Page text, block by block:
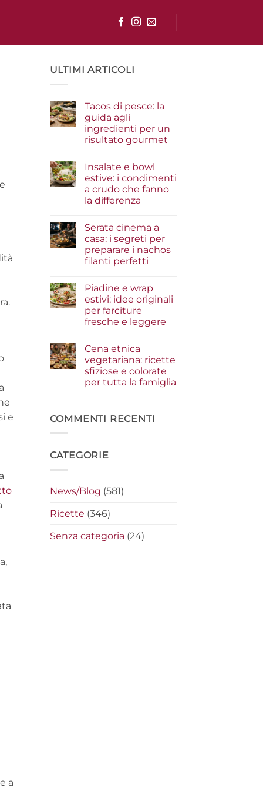
e
a
ULTIMI ARTICOLI
Tacos di pesce: la
guida agli
ingredienti per un
risultato gourmet
su
Tacos
di
pesce:
la
guida
per
un
risultato
gourmet
Insalate e bowl
estive: i condimenti
a crudo che fanno
la differenza
su
e
bowl
estive:
crudo
che
fanno
la
differenza
Serata cinema a
casa: i segreti per
preparare i nachos
filanti perfetti
su
Serata
cinema
a
casa:
preparare
i
nachos
filanti
perfetti
Piadine e wrap
estivi: idee originali
per farciture
fresche e leggere
su
e
wrap
estivi:
idee
fresche
e
Cena etnica
vegetariana: ricette
sfiziose e colorate
per tutta la famiglia
Cena
etnica
e
famiglia
COMMENTI RECENTI
CATEGORIE
News/Blog (581)
Ricette (346)
Senza categoria (24)